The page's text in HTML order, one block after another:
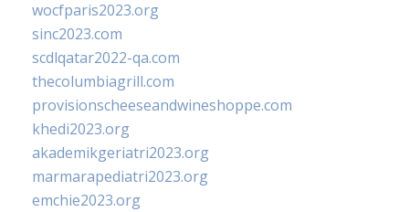
wocfparis2023.org
sinc2023.com
scdlqatar2022-qa.com
thecolumbiagrill.com
provisionscheeseandwineshoppe.com
khedi2023.org
akademikgeriatri2023.org
marmarapediatri2023.org
emchie2023.org